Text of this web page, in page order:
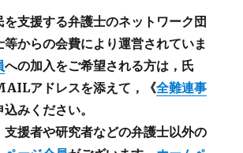
支援する弁護士のネットワーク団
からの会費により運営されていま
への加入をご希望される方は，氏
アドレスを添えて，《全難連事
みください。
支援者や研究者などの弁護士以外の